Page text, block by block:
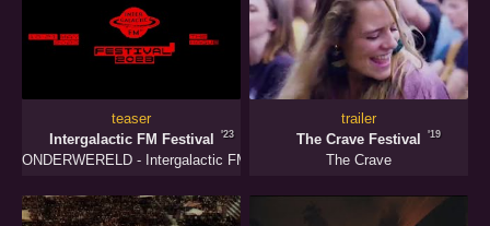
teaser
Intergalactic FM Festival
'23
ONDERWERELD - Intergalactic FM
trailer
The Crave Festival
'19
The Crave